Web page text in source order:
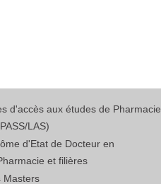
d'accès aux études de Pharmacie
LAS)
d'Etat de Docteur en
et filières
Masters